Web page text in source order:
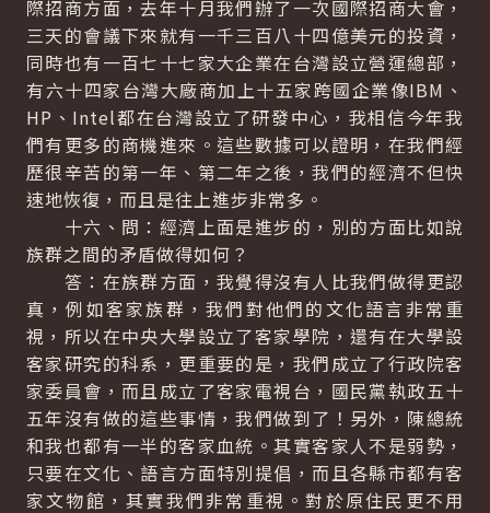
際招商方面，去年十月我們辦了一次國際招商大會，
三天的會議下來就有一千三百八十四億美元的投資，
同時也有一百七十七家大企業在台灣設立營運總部，
有六十四家台灣大廠商加上十五家跨國企業像IBM、
HP、Intel都在台灣設立了研發中心，我相信今年我
們有更多的商機進來。這些數據可以證明，在我們經
歷很辛苦的第一年、第二年之後，我們的經濟不但快
速地恢復，而且是往上進步非常多。
十六、問：經濟上面是進步的，別的方面比如說
族群之間的矛盾做得如何？
答：在族群方面，我覺得沒有人比我們做得更認
真，例如客家族群，我們對他們的文化語言非常重
視，所以在中央大學設立了客家學院，還有在大學設
客家研究的科系，更重要的是，我們成立了行政院客
家委員會，而且成立了客家電視台，國民黨執政五十
五年沒有做的這些事情，我們做到了！另外，陳總統
和我也都有一半的客家血統。其實客家人不是弱勢，
只要在文化、語言方面特別提倡，而且各縣市都有客
家文物館，其實我們非常重視。對於原住民更不用